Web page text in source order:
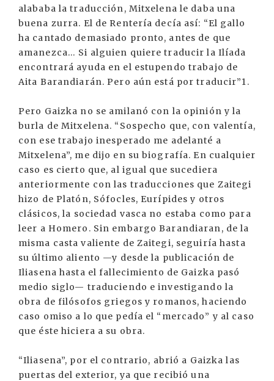
alababa la traducción, Mitxelena le daba una
buena zurra. El de Rentería decía así: “El gallo
ha cantado demasiado pronto, antes de que
amanezca… Si alguien quiere traducir la Ilíada
encontrará ayuda en el estupendo trabajo de
Aita Barandiarán. Pero aún está por traducir”1.
Pero Gaizka no se amilanó con la opinión y la
burla de Mitxelena. “Sospecho que, con valentía,
con ese trabajo inesperado me adelanté a
Mitxelena”, me dijo en su biografía. En cualquier
caso es cierto que, al igual que sucediera
anteriormente con las traducciones que Zaitegi
hizo de Platón, Sófocles, Eurípides y otros
clásicos, la sociedad vasca no estaba como para
leer a Homero. Sin embargo Barandiaran, de la
misma casta valiente de Zaitegi, seguiría hasta
su último aliento —y desde la publicación de
Iliasena hasta el fallecimiento de Gaizka pasó
medio siglo— traduciendo e investigando la
obra de filósofos griegos y romanos, haciendo
caso omiso a lo que pedía el “mercado” y al caso
que éste hiciera a su obra.
“Iliasena”, por el contrario, abrió a Gaizka las
puertas del exterior, ya que recibió una